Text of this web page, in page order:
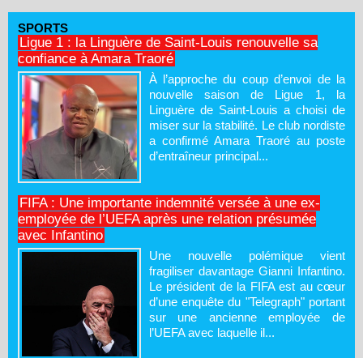
SPORTS
Ligue 1 : la Linguère de Saint-Louis renouvelle sa
confiance à Amara Traoré
À l’approche du coup d’envoi de la
nouvelle saison de Ligue 1, la
Linguère de Saint-Louis a choisi de
miser sur la stabilité. Le club nordiste
a confirmé Amara Traoré au poste
d’entraîneur principal...
FIFA : Une importante indemnité versée à une ex-
employée de l’UEFA après une relation présumée
avec Infantino
Une nouvelle polémique vient
fragiliser davantage Gianni Infantino.
Le président de la FIFA est au cœur
d’une enquête du "Telegraph" portant
sur une ancienne employée de
l’UEFA avec laquelle il...